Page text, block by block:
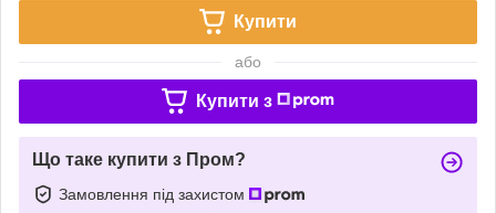
Купити
або
Купити з
Що таке купити з Пром?
Замовлення під захистом